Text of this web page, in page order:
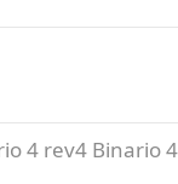
4 rev4 Binario 4